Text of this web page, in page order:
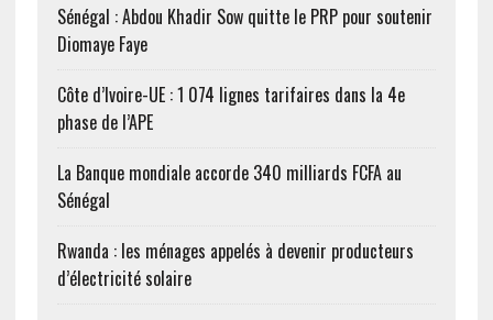
Sénégal : Abdou Khadir Sow quitte le PRP pour soutenir
Diomaye Faye
Côte d’Ivoire-UE : 1 074 lignes tarifaires dans la 4e
phase de l’APE
La Banque mondiale accorde 340 milliards FCFA au
Sénégal
Rwanda : les ménages appelés à devenir producteurs
d’électricité solaire